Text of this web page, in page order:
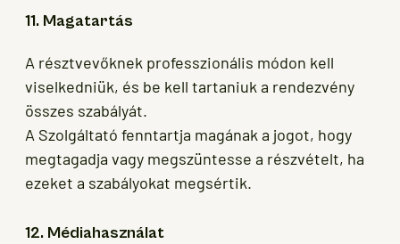
11. Magatartás
A résztvevőknek professzionális módon kell
viselkedniük, és be kell tartaniuk a rendezvény
összes szabályát.
A Szolgáltató fenntartja magának a jogot, hogy
megtagadja vagy megszüntesse a részvételt, ha
ezeket a szabályokat megsértik.
12. Médiahasználat